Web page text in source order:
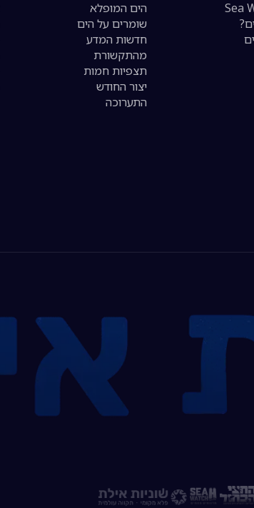
הים המופלא
שומרים על הים
חדשות המדע
מהתקשורת
תצפיות חמות
יצור החודש
התערוכה